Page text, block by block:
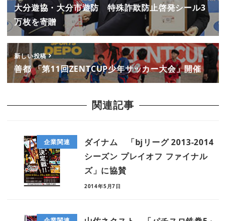
大分遊協・大分市遊防 特殊詐欺防止啓発シール3
万枚を寄贈
新しい投稿
善都 「第11回ZENTCUP少年サッカー大会」開催
関連記事
企業関連
ダイナム 「bjリーグ 2013-2014
シーズン プレイオフ ファイナル
ズ」に協賛
2014年5月7日